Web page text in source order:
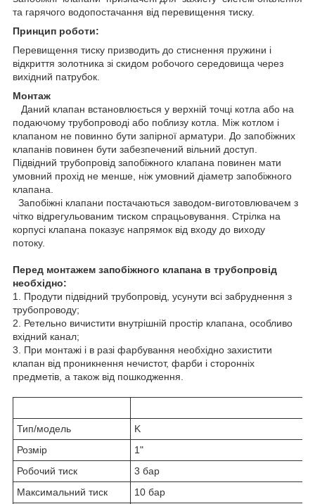
та гарячого водопостачання від перевищення тиску.
Принцип роботи:
Перевищення тиску призводить до стиснення пружини і
відкриття золотника зі скидом робочого середовища через
вихідний патрубок.
Монтаж
Даний клапан встановлюється у верхній точці котла або на
подаючому трубопроводі або поблизу котла. Між котлом і
клапаном не повинно бути запірної арматури. До запобіжних
клапанів повинен бути забезпечений вільний доступ.
Підвідний трубопровід запобіжного клапана повинен мати
умовний прохід не менше, ніж умовний діаметр запобіжного
клапана.
Запобіжні клапани постачаються заводом-виготовлювачем з
чітко відрегульованим тиском спрацьовування. Стрілка на
корпусі клапана показує напрямок від входу до виходу
потоку.
Перед монтажем запобіжного клапана в трубопровід
необхідно:
1. Продути підвідний трубопровід, усунути всі забруднення з
трубопроводу;
2. Ретельно вичистити внутрішній простір клапана, особливо
вхідний канал;
3. При монтажі і в разі фарбування необхідно захистити
клапан від проникнення нечистот, фарби і сторонніх
предметів, а також від пошкодження.
Тип/модель
K
Розмір
1"
Робочий тиск
3 бар
Максимальний тиск
10 бар